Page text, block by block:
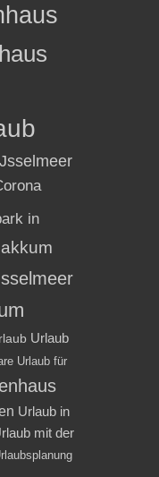
in
Urlaub
Urlaub für
Urlaub in
mit der